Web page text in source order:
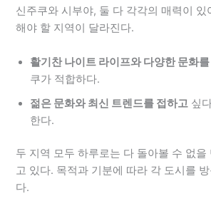
신주쿠와 시부야, 둘 다 각각의 매력이 있
해야 할 지역이 달라진다.
활기찬 나이트 라이프와 다양한 문화
쿠가 적합하다.
젊은 문화와 최신 트렌드를 접하고 싶
한다.
두 지역 모두 하루로는 다 돌아볼 수 없을
고 있다. 목적과 기분에 따라 각 도시를
다.